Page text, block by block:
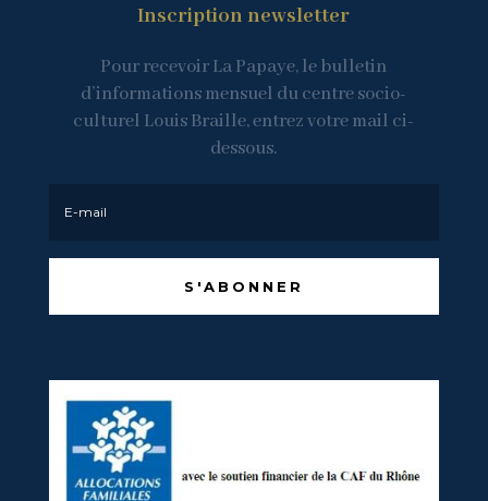
Inscription newsletter
Pour recevoir La Papaye, le bulletin
d’informations mensuel du centre socio-
culturel Louis Braille, entrez votre mail ci-
dessous.
S'ABONNER